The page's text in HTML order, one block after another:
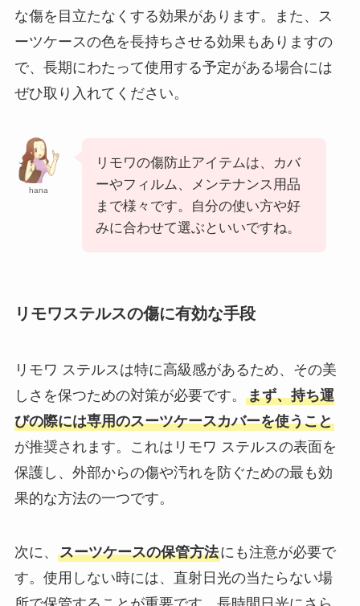
な傷を目立たなくする効果があります。また、ス
ーツケースの色を長持ちさせる効果もありますの
で、長期にわたって使用する予定がある場合には
ぜひ取り入れてください。
hana
リモワの傷防止アイテムは、カバ
ーやフィルム、メンテナンス用品
まで様々です。自分の使い方や好
みに合わせて選ぶといいですね。
リモワステルスの傷に有効な手段
リモワ ステルスは特に高級感があるため、その美
しさを保つための対策が必要です。 まず、持ち運
びの際には専用のスーツケースカバーを使うこと
が推奨されます。これはリモワ ステルスの表面を
保護し、外部からの傷や汚れを防ぐための最も効
果的な方法の一つです。
次に、 スーツケースの保管方法にも注意が必要で
す。使用しない時には、直射日光の当たらない場